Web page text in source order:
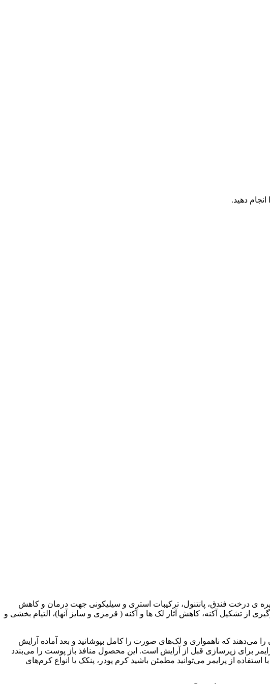
دهید.
ی درخت فندق، پانتنول، ترکیبات استری و سیلیکونی جهت درمان و کاهش
از تشکیل آکنه، کاهش آثار لک ها و آکنه ( قرمزی و سایز آنها)، التیام بخشی و
که ناهمواری و لک‌های صورت را کامل بپوشانید و بعد آماده آرایش
برای زیرسازی قبل از آرایش است. این محصول منافذ باز پوست را می‌بندد
از پرایمر می‌توانید مطمئن باشید کرم پودر، پنکک یا انواع کرم‌های